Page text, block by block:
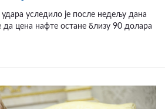
уследило је после недељу дана
да цена нафте остане близу 90 долара